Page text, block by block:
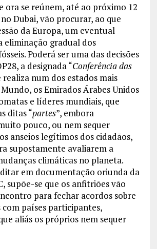
ora se reúnem, até ao próximo 12
Dubai, vão procurar, ao que
da Europa, um eventual
eliminação gradual dos
Poderá ser uma das decisões
a designada “Conferência das
realiza num dos estados mais
os Emirados Árabes Unidos
e líderes mundiais, que
ditas “partes”, embora
pouco, ou nem sequer
anseios legítimos dos cidadãos,
supostamente avaliarem a
climáticas no planeta.
em documentação oriunda da
supõe-se que os anfitriões vão
para fechar acordos sobre
países participantes,
aliás os próprios nem sequer